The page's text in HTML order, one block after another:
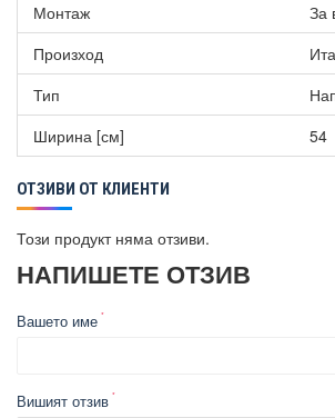
Монтаж
За
Произход
Тип
Ширина [см]
54
ОТЗИВИ ОТ КЛИЕНТИ
Този продукт няма отзиви.
НАПИШЕТЕ ОТЗИВ
Вашето име
Вишият отзив